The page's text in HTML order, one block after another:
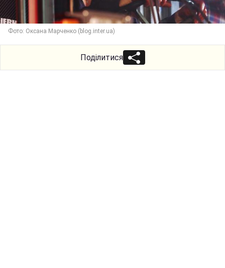
Фото: Оксана Марченко (blog.inter.ua)
Поділитися